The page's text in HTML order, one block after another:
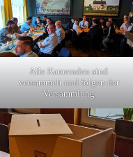
Alle Kameraden sind
versammelt und folgen der
Versammlung